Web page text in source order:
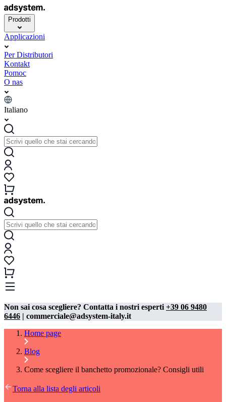
Prodotti
Applicazioni
Per Distributori
Kontakt
Pomoc
O nas
Italiano
Non sai cosa scegliere? Contatta i nostri esperti +39 06 9480
6446 | commerciale@adsystem-italy.it
Home page
Blog
Come scegliere il banchetto promozionale? Consigli utili
Torna alla lista degli articoli